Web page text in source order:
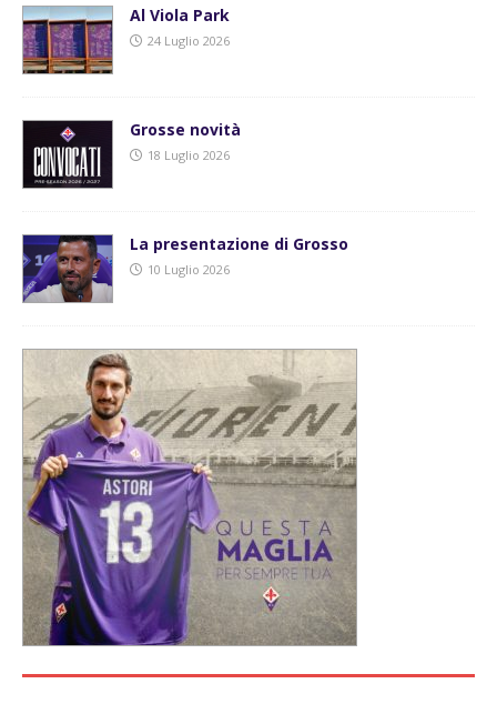
Al Viola Park
24 Luglio 2026
Grosse novità
18 Luglio 2026
La presentazione di Grosso
10 Luglio 2026